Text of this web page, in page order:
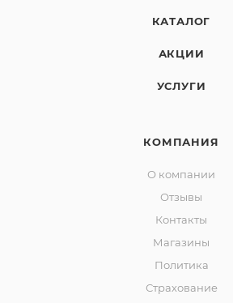
КАТАЛОГ
АКЦИИ
УСЛУГИ
КОМПАНИЯ
О компании
Отзывы
Контакты
Магазины
Политика
Страхование
8 800 302-02-51
plait.ru